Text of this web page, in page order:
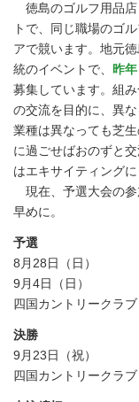
徳島のゴルフ用品店
トで、同じ職場のゴ
アで競います。地元
統のイベントで、 昨年
募集しています。組
の交流を目的に、異
業種は異なっても芝
に過ごせばおのずと
はエキサイティングに
現在、予選大会の参
早めに。
予選
8月28日（日）
9月4日（日）
四国カントリークラブ
決勝
9月23日（祝）
四国カントリークラブ